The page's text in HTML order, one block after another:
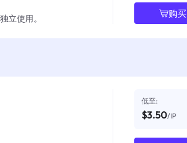
立使用。 购买
低至:
$3.50/IP